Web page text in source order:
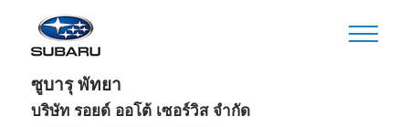
ซูบารุ พัทยา
บริษัท รอยด์ ออโต้ เซอร์วิส จำกัด